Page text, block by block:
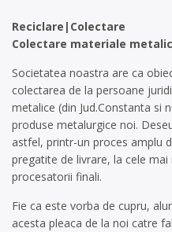
Reciclare|Colectare
Colectare materiale
Societatea noastra are ca
colectarea de la persoane
metalice (din Jud.Constanta si
produse metalurgice noi.
astfel, printr-un proces amplu
pregatite de livrare, la cele
procesatorii finali.
Fie ca este vorba de cupru,
acesta pleaca de la noi catre